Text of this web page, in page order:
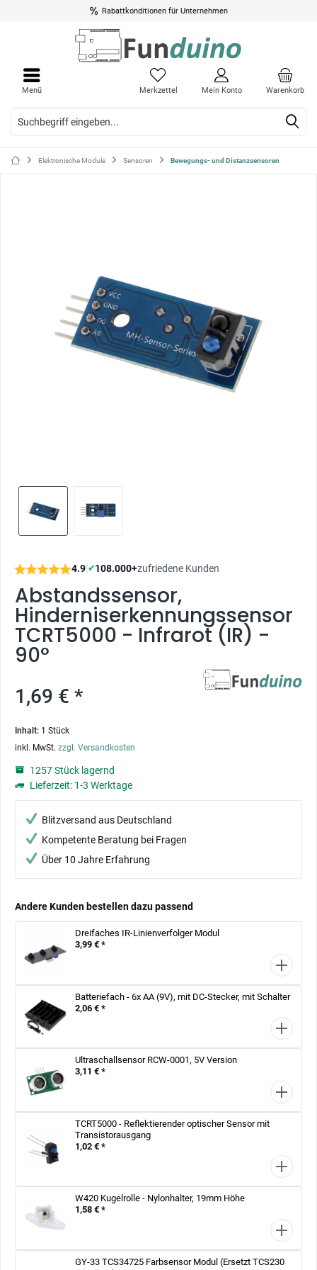
Rabattkonditionen für Unternehmen
Warenkorb
Merkzettel Mein Konto
Menü
Elektronische Module Sensoren Bewegungs- und Distanzsensoren
4.9|✔108.000+zufriedene Kunden
Abstandssensor,
Hinderniserkennungssensor
TCRT5000 - Infrarot (IR) -
90°
1,69 € *
Inhalt: 1 Stück
inkl. MwSt. zzgl. Versandkosten
1257 Stück lagernd
Lieferzeit: 1-3 Werktage
Blitzversand aus Deutschland
Kompetente Beratung bei Fragen
Über 10 Jahre Erfahrung
Andere Kunden bestellen dazu passend
Dreifaches IR-Linienverfolger Modul
3,99 € *
Batteriefach - 6x AA (9V), mit DC-Stecker, mit Schalter
2,06 € *
Ultraschallsensor RCW-0001, 5V Version
3,11 € *
TCRT5000 - Reflektierender optischer Sensor mit
Transistorausgang
1,02 € *
W420 Kugelrolle - Nylonhalter, 19mm Höhe
1,58 € *
GY-33 TCS34725 Farbsensor Modul (Ersetzt TCS230